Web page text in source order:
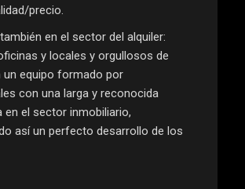
precio.
en el sector del alquiler:
y locales y orgullosos de
equipo formado por
con una larga y reconocida
en el sector inmobiliario,
así un perfecto desarrollo de los